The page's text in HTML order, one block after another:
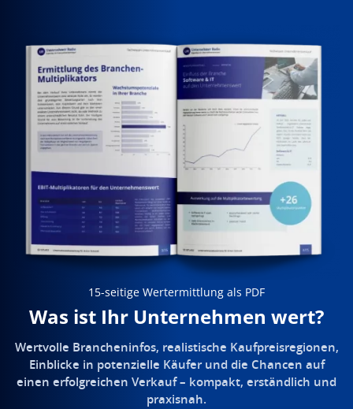
15-seitige Wertermittlung als PDF
Was ist Ihr Unternehmen wert?
Wertvolle Brancheninfos, realistische Kaufpreisregionen,
Einblicke in potenzielle Käufer und die Chancen auf
einen erfolgreichen Verkauf – kompakt, erständlich und
praxisnah.